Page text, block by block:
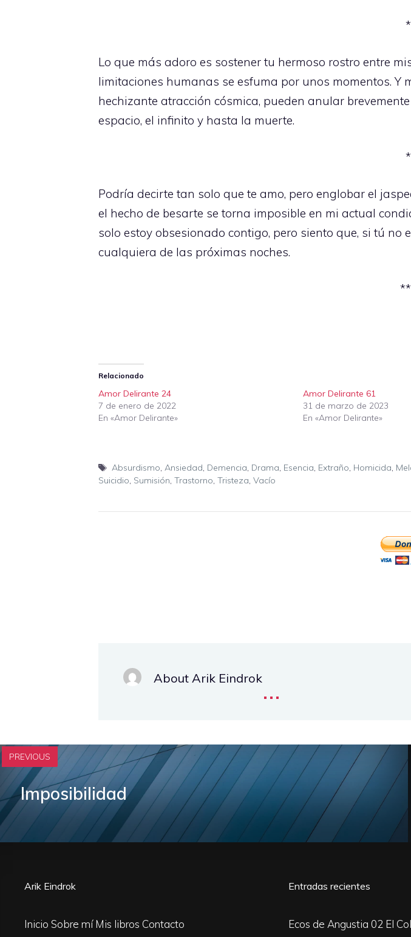
*
Lo que más adoro es sostener tu hermoso rostro entre
limitaciones humanas se esfuma por unos momentos. Y
hechizante atracción cósmica, pueden anular
espacio, el infinito y hasta la muerte.
*
Podría decirte tan solo que te amo, pero englobar el
el hecho de besarte se torna imposible en mi actual
solo estoy obsesionado contigo, pero siento que, si tú
cualquiera de las próximas noches.
Relacionado
Amor Delirante 24
7 de enero de 2022
En «Amor Delirante»
Amor Delirante 61
31 de marzo de 2023
En «Amor Delirante»
Etiquetas
Absurdismo, Ansiedad, Demencia, Drama, Esencia, Extraño, Homicida,
Suicidio, Sumisión, Trastorno, Tristeza, Vacío
About Arik Eindrok...
PREVIOUS
Imposibilidad
Arik Eindrok
Inicio Sobre mí Mis libros Contacto
Entradas recientes
Ecos de Angustia 02 El